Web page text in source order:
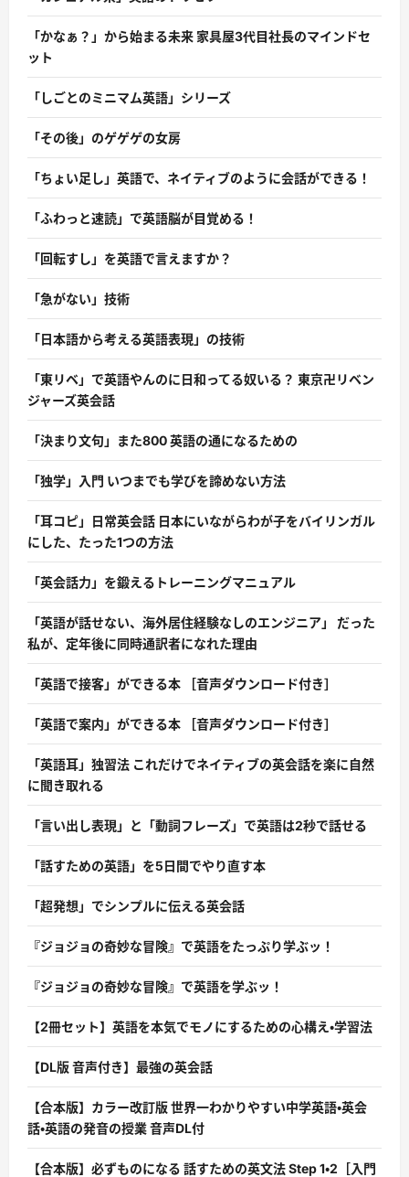
「かなぁ？」から始まる未来 家具屋3代目社長のマインドセ
ット
「しごとのミニマム英語」シリーズ
「その後」のゲゲゲの女房
「ちょい足し」英語で、ネイティブのように会話ができる！
「ふわっと速読」で英語脳が目覚める！
「回転すし」を英語で言えますか？
「急がない」技術
「日本語から考える英語表現」の技術
「東リベ」で英語やんのに日和ってる奴いる？ 東京卍リベン
ジャーズ英会話
「決まり文句」また800 英語の通になるための
「独学」入門 いつまでも学びを諦めない方法
「耳コピ」日常英会話 日本にいながらわが子をバイリンガル
にした、たった1つの方法
「英会話力」を鍛えるトレーニングマニュアル
「英語が話せない、海外居住経験なしのエンジニア」 だった
私が、定年後に同時通訳者になれた理由
「英語で接客」ができる本 ［音声ダウンロード付き］
「英語で案内」ができる本 ［音声ダウンロード付き］
「英語耳」独習法 これだけでネイティブの英会話を楽に自然
に聞き取れる
「言い出し表現」と「動詞フレーズ」で英語は2秒で話せる
「話すための英語」を5日間でやり直す本
「超発想」でシンプルに伝える英会話
『ジョジョの奇妙な冒険』で英語をたっぷり学ぶッ！
『ジョジョの奇妙な冒険』で英語を学ぶッ！
【2冊セット】英語を本気でモノにするための心構え・学習法
【DL版 音声付き】最強の英会話
【合本版】カラー改訂版 世界一わかりやすい中学英語・英会
話・英語の発音の授業 音声DL付
【合本版】必ずものになる 話すための英文法 Step 1・2［入門